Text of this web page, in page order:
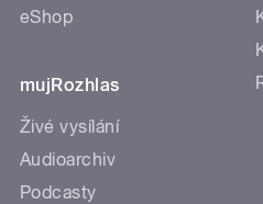
eShop
mujRozhlas
Živé vysílání
Audioarchiv
Podcasty